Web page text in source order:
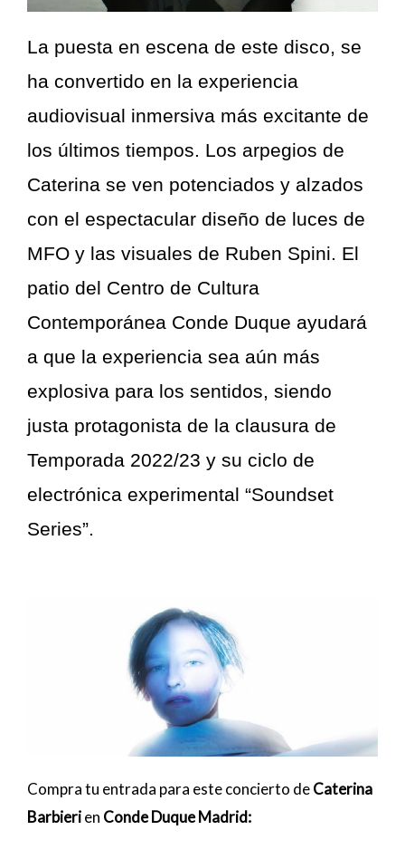
La puesta en escena de este disco, se
ha convertido en la experiencia
audiovisual inmersiva más excitante de
los últimos tiempos. Los arpegios de
Caterina se ven potenciados y alzados
con el espectacular diseño de luces de
MFO y las visuales de Ruben Spini. El
patio del Centro de Cultura
Contemporánea Conde Duque ayudará
a que la experiencia sea aún más
explosiva para los sentidos, siendo
justa protagonista de la clausura de
Temporada 2022/23 y su ciclo de
electrónica experimental “Soundset
Series”.
Compra tu entrada para este concierto deCaterina
Barbierien Conde Duque Madrid: